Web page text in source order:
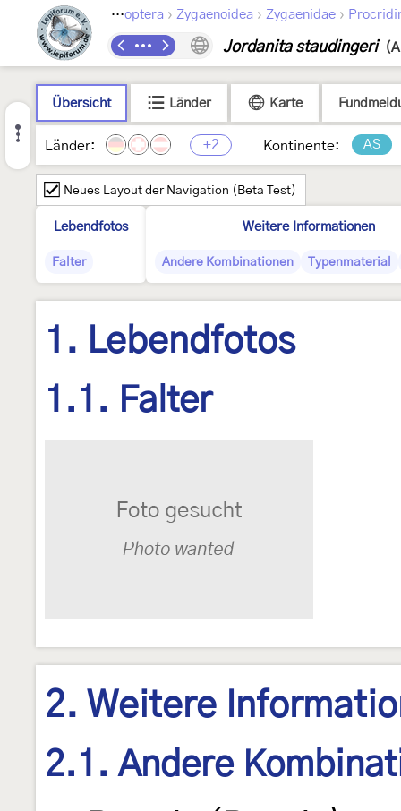
Lepidoptera › Zygaenoidea › Zygaenidae ›
Jordanita staudingeri
Übersicht Länder Karte
Länder: +2 Kontinente: AS
Neues Layout der Navigation (Beta Test)
Lebendfotos
Falter
Weitere Informationen
Andere Kombinationen Typenmaterial
1. Lebendfotos
1.1. Falter
2. Weitere
2.1. Andere